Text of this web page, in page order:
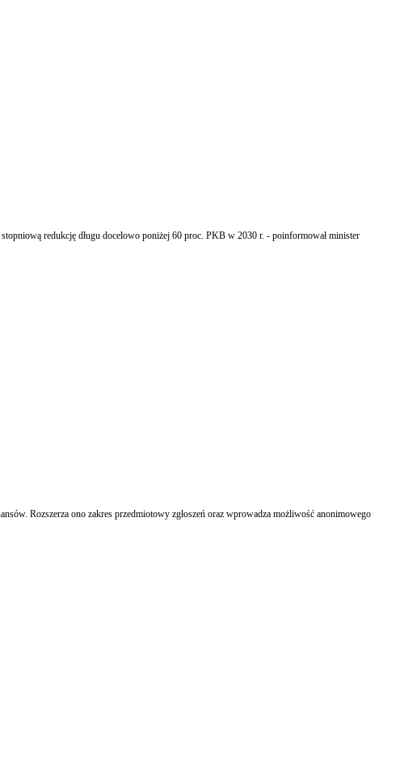
redukcję długu docelowo poniżej 60 proc. PKB w 2030 r. - poinformował minister
Rozszerza ono zakres przedmiotowy zgłoszeń oraz wprowadza możliwość anonimowego